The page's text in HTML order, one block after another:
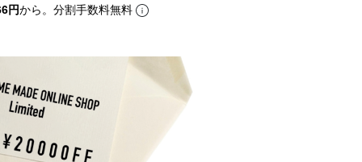
円から。分割手数料無料